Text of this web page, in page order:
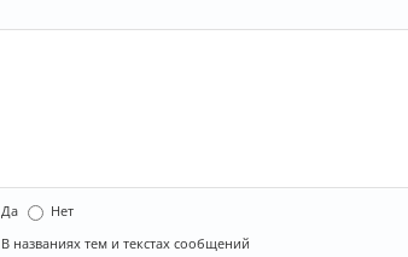
Да
Нет
В названиях тем и текстах сообщений